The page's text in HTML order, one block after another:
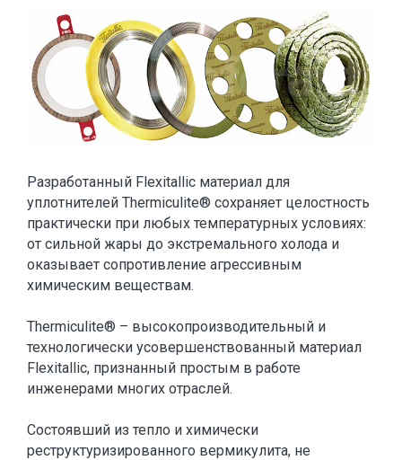
Разработанный Flexitallic материал для
уплотнителей Thermiculite® сохраняет целостность
практически при любых температурных условиях:
от сильной жары до экстремального холода и
оказывает сопротивление агрессивным
химическим веществам.
Thermiculite® – высокопроизводительный и
технологически усовершенствованный материал
Flexitallic, признанный простым в работе
инженерами многих отраслей.
Состоявший из тепло и химически
реструктуризированного вермикулита, не